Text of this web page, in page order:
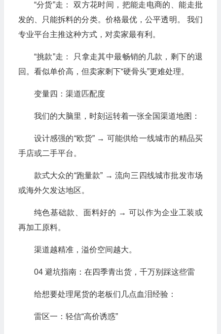
“分货”走： 双方花时间，把能走电商的、能走批
发的、只能拆料的分类。价格最优，公平透明。 我们
专业平台主推这种方式，对卖家最有利。
“挑款”走： 只拿走其中最畅销的几款，剩下的退
回。看似单价高，但卖家剩下“硬骨头”更难处理。
变量四：渠道匹配度
我们的大脑里，时刻运转着一张全国渠道地图：
设计感强的“欧货” → 可能供给一线城市的精品买
手店或二手平台。
款式大众的“跑量款” → 流向三四线城市批发市场
或海外欠发达地区。
纯色基础款、面料好的 → 可以作为企业工装或
再加工原料。
渠道越精准，溢价空间越大。
04 避坑指南：在四季青出货，千万别踩这些雷
给想要处理尾货的老板们几点血泪经验：
雷区一：轻信“高价诱惑”